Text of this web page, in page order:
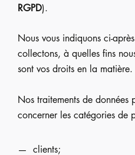
RGPD).
Nous vous indiquons ci-
collectons, à quelles fins
sont vos droits en la matière.
Nos traitements de données
concerner les catégories de
clients;